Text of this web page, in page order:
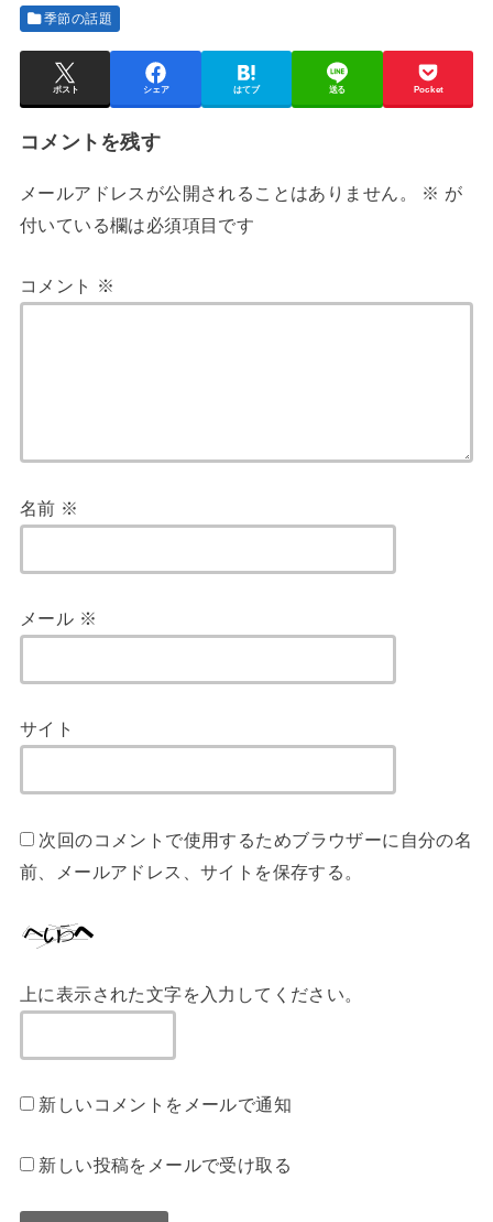
季節の話題
ポスト シェア はてブ 送る Pocket
コメントを残す
メールアドレスが公開されることはありません。 ※ が
付いている欄は必須項目です
コメント ※
名前 ※
メール ※
サイト
次回のコメントで使用するためブラウザーに自分の名
前、メールアドレス、サイトを保存する。
上に表示された文字を入力してください。
新しいコメントをメールで通知
新しい投稿をメールで受け取る